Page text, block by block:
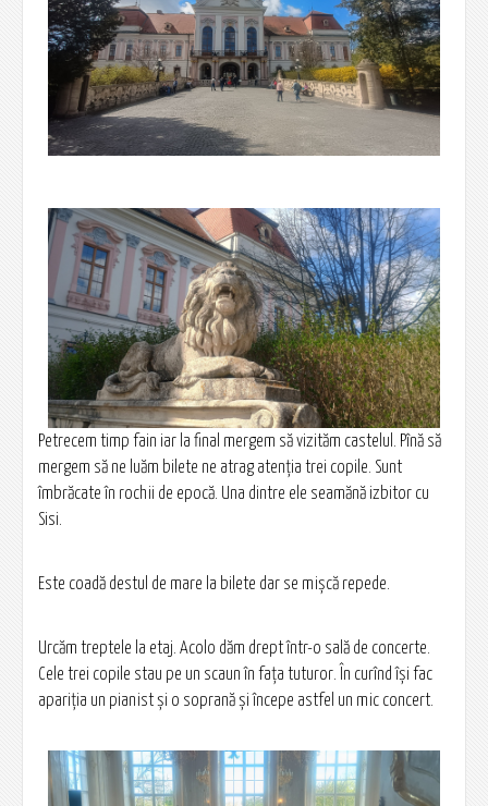
Petrecem timp fain iar la final mergem să vizităm castelul. Pînă să
mergem să ne luăm bilete ne atrag atenția trei copile. Sunt
îmbrăcate în rochii de epocă. Una dintre ele seamănă izbitor cu
Sisi.
Este coadă destul de mare la bilete dar se mișcă repede.
Urcăm treptele la etaj. Acolo dăm drept într-o sală de concerte.
Cele trei copile stau pe un scaun în fața tuturor. În curînd își fac
apariția un pianist și o soprană și începe astfel un mic concert.